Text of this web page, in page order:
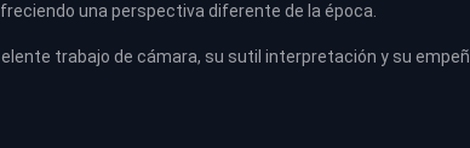
una perspectiva diferente de la época.
trabajo de cámara, su sutil interpretación y su